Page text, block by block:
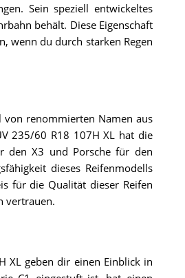
Sein speziell entwickeltes
behält. Diese Eigenschaft
wenn du durch starken Regen
von renommierten Namen aus
235/60 R18 107H XL hat die
den X3 und Porsche für den
dieses Reifenmodells
für die Qualität dieser Reifen
vertrauen.
XL geben dir einen Einblick in